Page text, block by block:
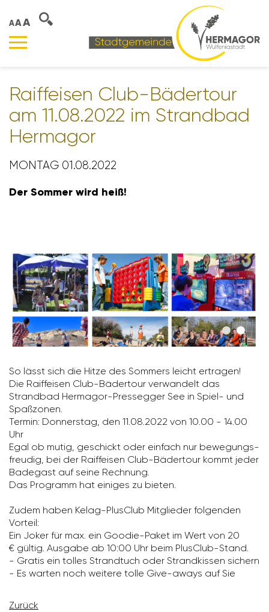
AAA
Raiff­eisen Club-Bäder­tour
am 11.08.2022 im Strandbad
Hermagor
MONTAG 01.08.2022
Der Sommer wird heiß!
So lässt sich die Hitze des Sommers leicht ertragen!
Die Raiff­eisen Club-Bäder­tour verwan­delt das
Strandbad Hermagor-Pres­segger See in Spiel- und
Spaß­zonen.
Termin: Donnerstag, den 11.08.2022 von 10.00 - 14.00
Uhr
Egal ob mutig, geschickt oder einfach nur bewe­gungs­
freudig, bei der Raiff­eisen Club-Bäder­tour kommt jeder
Bade­gast auf seine Rech­nung.
Das Programm hat einiges zu bieten.
Zudem haben Kelag-Plus­Club Mitglieder folgenden
Vorteil:
Ein Joker für max. ein Goodie-Paket im Wert von 20
€ gültig. Ausgabe ab 10:00 Uhr beim Plus­Club-Stand.
- Gratis ein tolles Strand­tuch oder Strand­kissen sichern
- Es warten noch weitere tolle Give-aways auf Sie
Zurück